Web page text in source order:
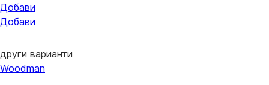
Добави
Добави
други варианти
Woodman